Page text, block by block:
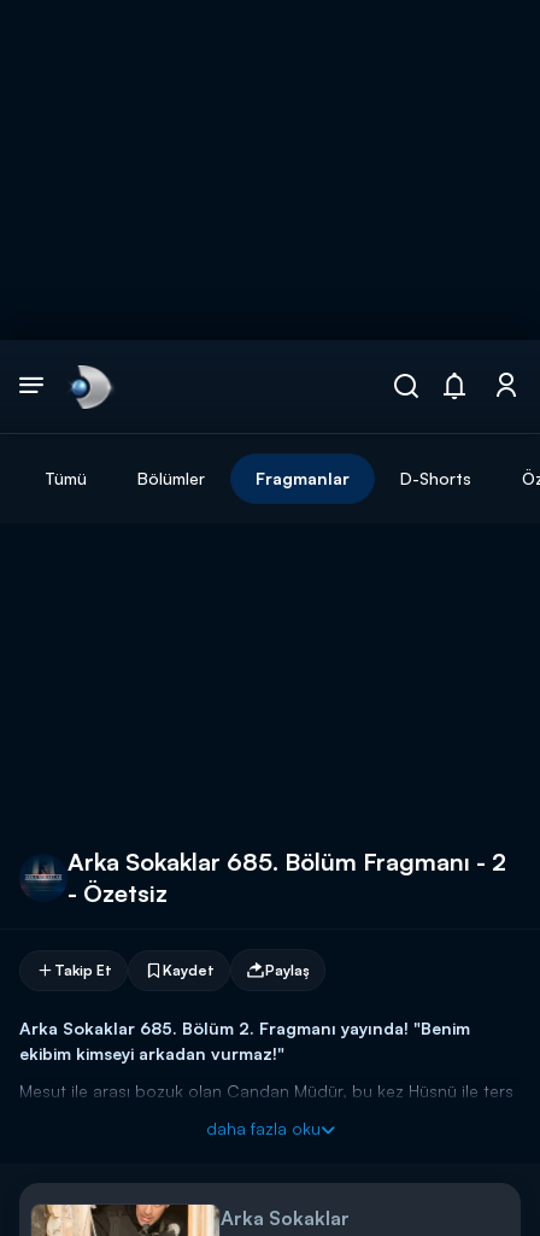
Tümü Bölümler Fragmanlar D-Shorts
Arka Sokaklar 685. Bölüm Fragmanı - 2
- Özetsiz
Takip Et Kaydet Paylaş
Arka Sokaklar 685. Bölüm 2. Fragmanı yayında! "Benim
ekibim kimseyi arkadan vurmaz!"
Mesut ile arası bozuk olan Candan Müdür, bu kez Hüsnü ile ters
daha fazla oku
Arka Sokaklar